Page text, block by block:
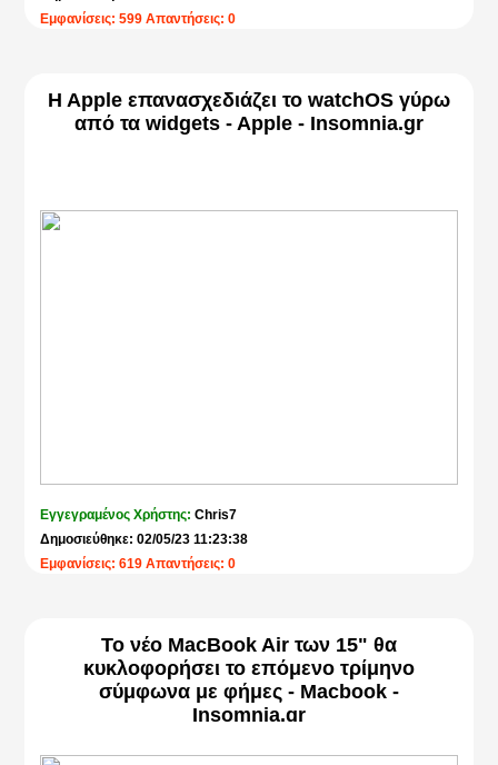
Εμφανίσεις: 599 Απαντήσεις: 0
H Apple επανασχεδιάζει το watchOS γύρω
από τα widgets - Apple - Insomnia.gr
Εγγεγραμένος Χρήστης:Chris7
Δημοσιεύθηκε: 02/05/23 11:23:38
Εμφανίσεις: 619 Απαντήσεις: 0
Το νέο MacBook Air των 15" θα
κυκλοφορήσει το επόμενο τρίμηνο
σύμφωνα με φήμες - Macbook -
Insomnia.gr